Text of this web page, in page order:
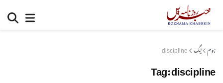
ہوم ٹیگ discipline
Tag:discipline